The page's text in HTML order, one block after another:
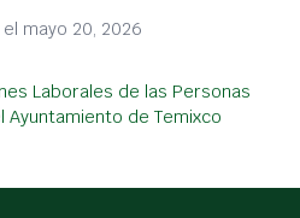
mayo 20, 2026
Laborales de las Personas
Ayuntamiento de Temixco